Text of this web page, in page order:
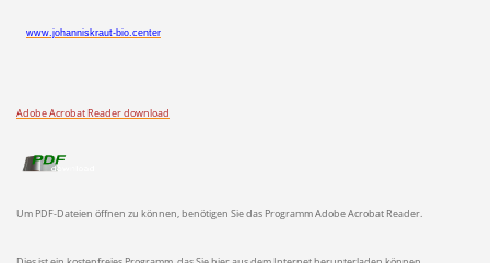
www.johanniskraut-bio.center
Adobe Acrobat Reader download
Um PDF-Dateien öffnen zu können, benötigen Sie das Programm Adobe Acrobat Reader.